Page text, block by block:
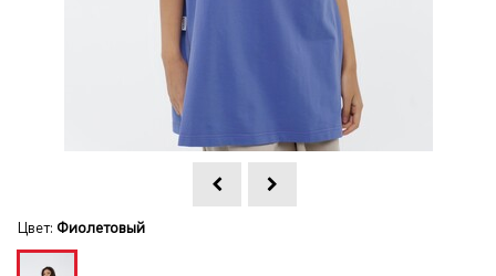
Цвет: Фиолетовый